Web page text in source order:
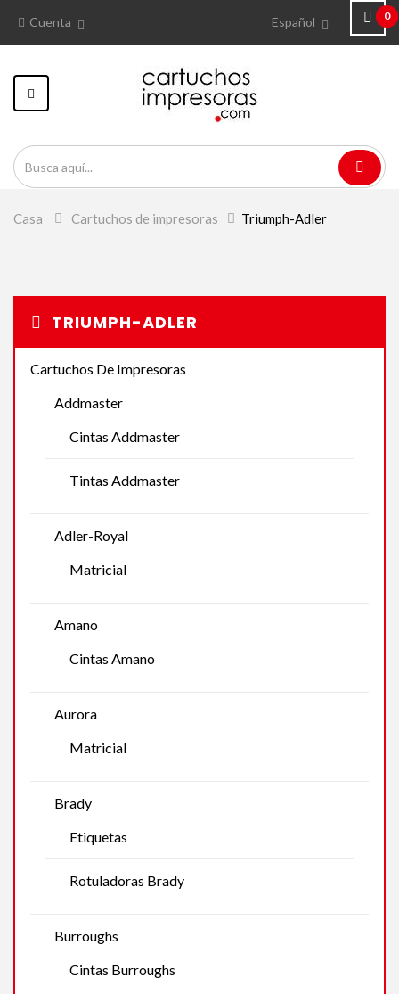
0
Español
Cuenta
Navegación
Toggle
Casa > Cartuchos de impresoras > Triumph-Adler
TRIUMPH-ADLER
Cartuchos De Impresoras
Addmaster
Cintas Addmaster
Tintas Addmaster
Adler-Royal
Matricial
Amano
Cintas Amano
Aurora
Matricial
Brady
Etiquetas
Rotuladoras Brady
Burroughs
Cintas Burroughs